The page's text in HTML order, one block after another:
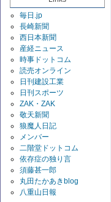
毎日.jp
長崎新聞
西日本新聞
産経ニュース
時事ドットコム
読売オンライン
日刊建設工業
日刊スポーツ
ZAK・ZAK
敬天新聞
狼魔人日記
メンバー
二階堂ドットコム
依存症の独り言
須藤甚一郎
丸田たかあきblog
八重山日報